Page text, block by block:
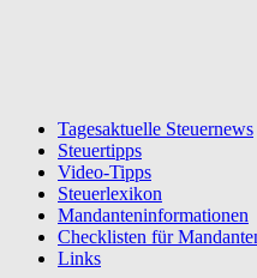
Tagesaktuelle Steuernews
Steuertipps
Video-Tipps
Steuerlexikon
Mandanteninformationen
Checklisten für
Links